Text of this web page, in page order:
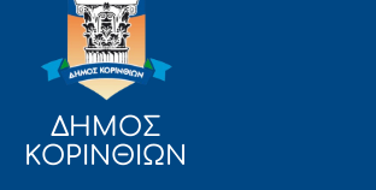
ΔΗΜΟΣ
ΚΟΡΙΝΘΙΩΝ